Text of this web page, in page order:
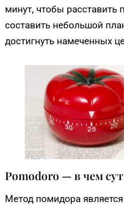
минут, чтобы расставить
составить небольшой
достигнуть намеченных
Pomodoro — в чем
Метод помидора